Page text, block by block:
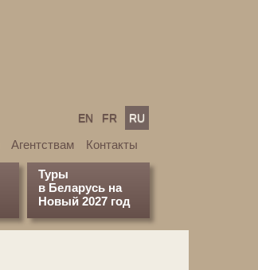
EN FR RU
Агентствам Контакты
Туры
в Беларусь на
Новый 2027 год